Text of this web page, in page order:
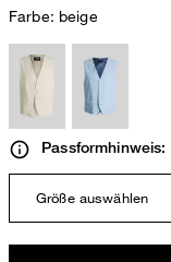
Farbe: beige
Passformhinweis:
Größe auswählen